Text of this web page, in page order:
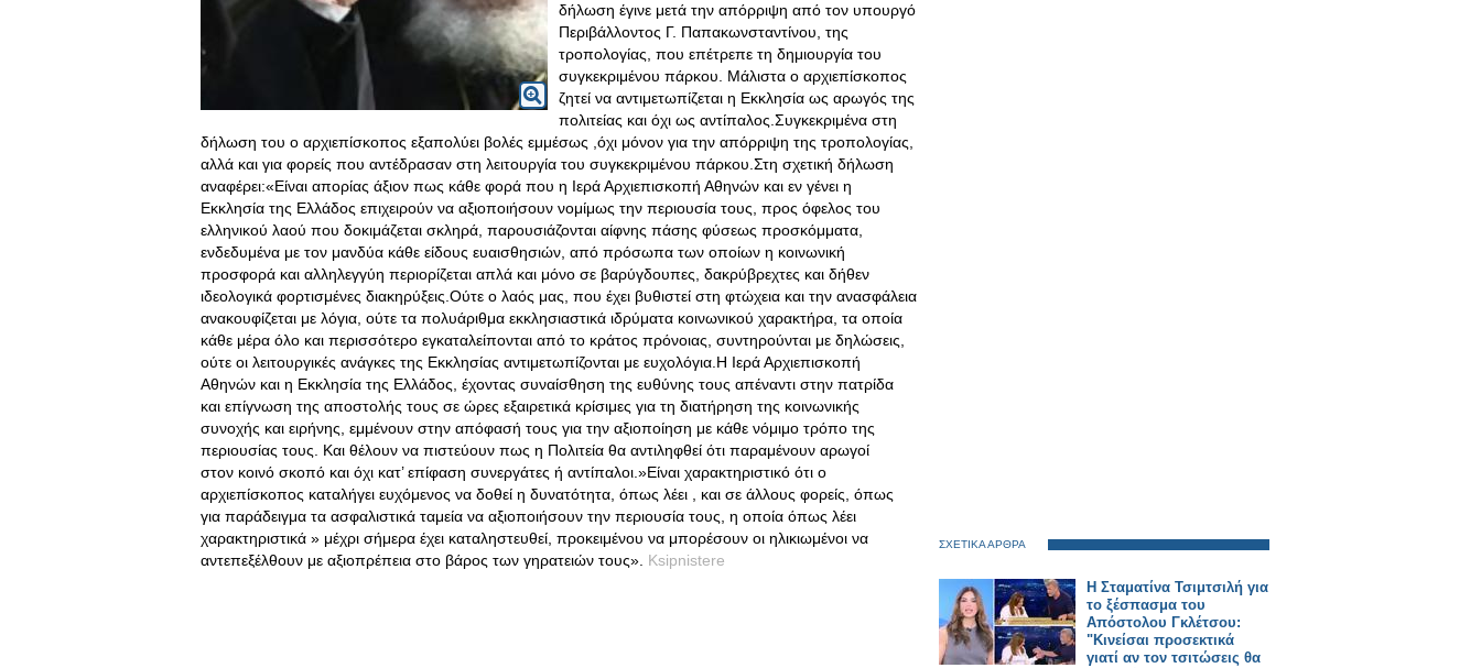
δήλωση έγινε μετά την απόρριψη από τον υπουργό
Περιβάλλοντος Γ. Παπακωνσταντίνου, της
τροπολογίας, που επέτρεπε τη δημιουργία του
συγκεκριμένου πάρκου. Μάλιστα ο αρχιεπίσκοπος
ζητεί να αντιμετωπίζεται η Εκκλησία ως αρωγός της
πολιτείας και όχι ως αντίπαλος.Συγκεκριμένα στη
δήλωση του ο αρχιεπίσκοπος εξαπολύει βολές εμμέσως ,όχι μόνον για την απόρριψη της τροπολογίας,
αλλά και για φορείς που αντέδρασαν στη λειτουργία του συγκεκριμένου πάρκου.Στη σχετική δήλωση
αναφέρει:«Είναι απορίας άξιον πως κάθε φορά που η Ιερά Αρχιεπισκοπή Αθηνών και εν γένει η
Εκκλησία της Ελλάδος επιχειρούν να αξιοποιήσουν νομίμως την περιουσία τους, προς όφελος του
ελληνικού λαού που δοκιμάζεται σκληρά, παρουσιάζονται αίφνης πάσης φύσεως προσκόμματα,
ενδεδυμένα με τον μανδύα κάθε είδους ευαισθησιών, από πρόσωπα των οποίων η κοινωνική
προσφορά και αλληλεγγύη περιορίζεται απλά και μόνο σε βαρύγδουπες, δακρύβρεχτες και δήθεν
ιδεολογικά φορτισμένες διακηρύξεις.Ούτε ο λαός μας, που έχει βυθιστεί στη φτώχεια και την ανασφάλεια
ανακουφίζεται με λόγια, ούτε τα πολυάριθμα εκκλησιαστικά ιδρύματα κοινωνικού χαρακτήρα, τα οποία
κάθε μέρα όλο και περισσότερο εγκαταλείπονται από το κράτος πρόνοιας, συντηρούνται με δηλώσεις,
ούτε οι λειτουργικές ανάγκες της Εκκλησίας αντιμετωπίζονται με ευχολόγια.Η Ιερά Αρχιεπισκοπή
Αθηνών και η Εκκλησία της Ελλάδος, έχοντας συναίσθηση της ευθύνης τους απέναντι στην πατρίδα
και επίγνωση της αποστολής τους σε ώρες εξαιρετικά κρίσιμες για τη διατήρηση της κοινωνικής
συνοχής και ειρήνης, εμμένουν στην απόφασή τους για την αξιοποίηση με κάθε νόμιμο τρόπο της
περιουσίας τους . Και θέλουν να πιστεύουν πως η Πολιτεία θα αντιληφθεί ότι παραμένουν αρωγοί
στον κοινό σκοπό και όχι κατ’ επίφαση συνεργάτες ή αντίπαλοι.»Είναι χαρακτηριστικό ότι ο
αρχιεπίσκοπος καταλήγει ευχόμενος να δοθεί η δυνατότητα, όπως λέει , και σε άλλους φορείς, όπως
για παράδειγμα τα ασφαλιστικά ταμεία να αξιοποιήσουν την περιουσία τους, η οποία όπως λέει
χαρακτηριστικά » μέχρι σήμερα έχει καταληστευθεί, προκειμένου να μπορέσουν οι ηλικιωμένοι να
αντεπεξέλθουν με αξιοπρέπεια στο βάρος των γηρατειών τους». Ksipnistere
ΣΧΕΤΙΚΑ ΑΡΘΡΑ
Η Σταματίνα Τσιμτσιλή για
το ξέσπασμα του
Απόστολου Γκλέτσου:
"Κινείσαι προσεκτικά
γιατί αν τον τσιτώσεις θα